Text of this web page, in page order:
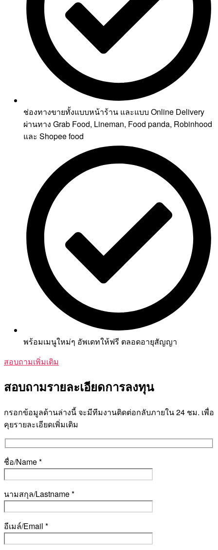
ช่องทางขายทั้งแบบหน้าร้าน และแบบ Online Delivery
ผ่านทาง Grab Food, Lineman, Food panda, Robinhood
และ Shopee food
พร้อมเมนูใหม่ๆ อัพเดทให้ฟรี ตลอดอายุสัญญา
สอบถามเพิ่มเติม
สอบถามรายละเอียดการลงทุน
กรอกข้อมูลด้านล่างนี้ จะมีทีมงานติดต่อกลับภายใน 24 ชม. เพื่อ
คุยรายละเอียดเพิ่มเติม
ชื่อ/Name *
นามสกุล/Lastname *
อีเมล์/Email *